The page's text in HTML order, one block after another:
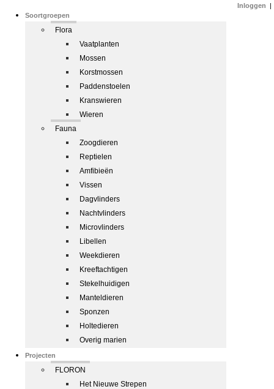
Soortgroepen
Flora
Vaatplanten
Mossen
Korstmossen
Paddenstoelen
Kranswieren
Wieren
Fauna
Zoogdieren
Reptielen
Amfibieën
Vissen
Dagvlinders
Nachtvlinders
Microvlinders
Libellen
Weekdieren
Kreeftachtigen
Stekelhuidigen
Manteldieren
Sponzen
Holtedieren
Overig marien
Projecten
FLORON
Het Nieuwe Strepen
Inloggen |